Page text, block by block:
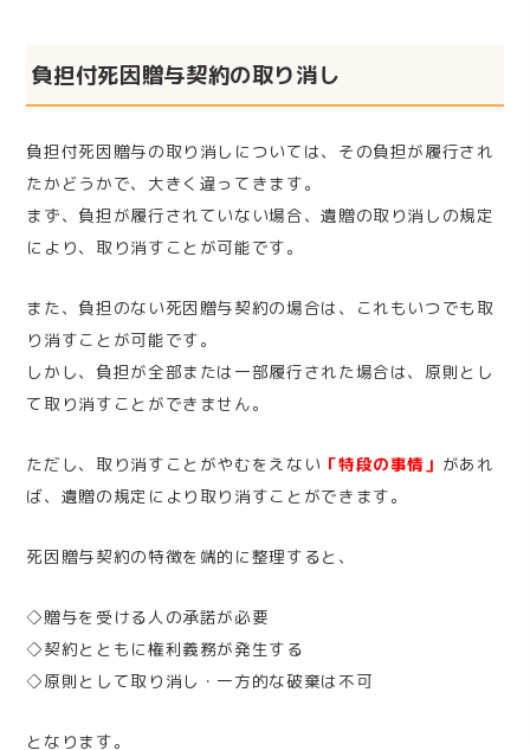
負担付死因贈与契約の取り消し
負担付死因贈与の取り消しについては、その負担が履行され
たかどうかで、大きく違ってきます。
まず、負担が履行されていない場合、遺贈の取り消しの規定
により、取り消すことが可能です。
また、負担のない死因贈与契約の場合は、これもいつでも取
り消すことが可能です。
しかし、負担が全部または一部履行された場合は、原則とし
て取り消すことができません。
ただし、取り消すことがやむをえない 「特段の事情」 があれ
ば、遺贈の規定により取り消すことができます。
死因贈与契約の特徴を端的に整理すると、
◇贈与を受ける人の承諾が必要
◇契約とともに権利義務が発生する
◇原則として取り消し・一方的な破棄は不可
となります。